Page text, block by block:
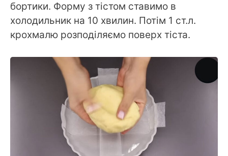
бортики. Форму з тістом ставимо в
холодильник на 10 хвилин. Потім 1 ст.л.
крохмалю розподіляємо поверх тіста.